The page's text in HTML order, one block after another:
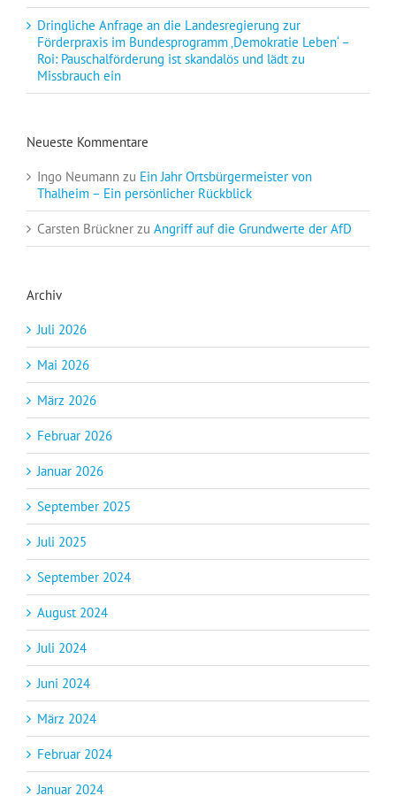
Dringliche Anfrage an die Landesregierung zur
Förderpraxis im Bundesprogramm ‚Demokratie Leben‘ –
Roi: Pauschalförderung ist skandalös und lädt zu
Missbrauch ein
Neueste Kommentare
Ingo Neumann zu Ein Jahr Ortsbürgermeister von
Thalheim – Ein persönlicher Rückblick
Carsten Brückner zu Angriff auf die Grundwerte der AfD
Archiv
Juli 2026
Mai 2026
März 2026
Februar 2026
Januar 2026
September 2025
Juli 2025
September 2024
August 2024
Juli 2024
Juni 2024
März 2024
Februar 2024
Januar 2024